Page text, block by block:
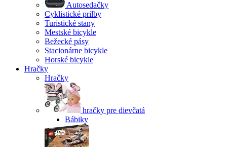
Autosedačky
Cyklistické prilby
Turistické stany
Mestské bicykle
Bežecké pásy
Stacionárne bicykle
Horské bicykle
Hračky
Hračky
hračky pre dievčatá
Bábiky